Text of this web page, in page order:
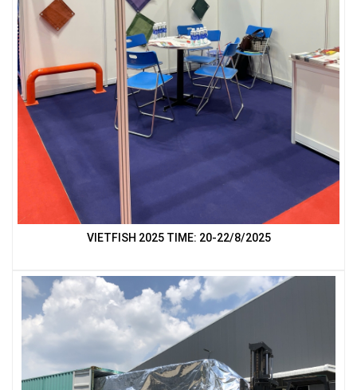
LƯỚI CHẮN CÔN TRÙNG
LƯỚI CHE NẮNG
LƯỚI PHƠI NÔNG SẢN
VIETFISH 2025 TIME: 20-22/8/2025